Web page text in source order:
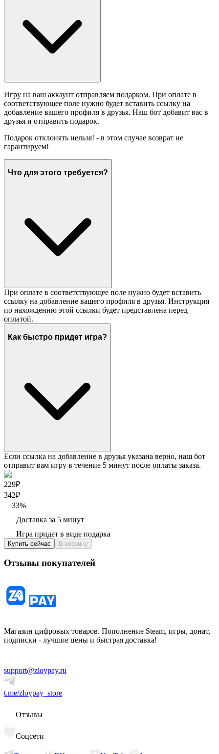
Игру на ваш аккаунт отправляем подарком. При оплате в
соответствующее поле нужно будет вставить ссылку на
добавление вашего профиля в друзья. Наш бот добавит вас в
друзья и отправить подарок.
Подарок отклонять нельзя! - в этом случае возврат не
гарантируем!
Что для этого требуется?
При оплате в соответствующее поле нужно будет вставить
ссылку на добавление вашего профиля в друзья. Инструкция
по нахождению этой ссылки будет представлена перед
оплатой.
Как быстро придет игра?
Если ссылка на добавление в друзья указана верно, наш бот
отправит вам игру в течение 5 минут после оплаты заказа.
229₽
342₽
33%
Доставка за 5 минут
Игра придет в виде подарка
Купить сейчас В корзину
Отзывы покупателей
Магазин цифровых товаров. Пополнение Steam, игры, донат,
подписки - лучшие цены и быстрая доставка!
support@zloypay.ru
t.me/zloypay_store
Отзывы
Соцсети